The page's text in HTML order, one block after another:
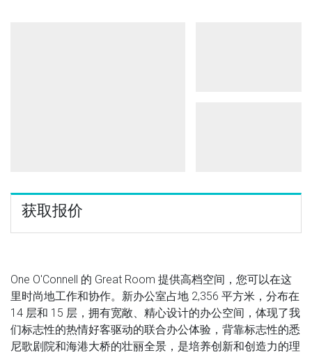
获取报价
One O'Connell 的 Great Room 提供高档空间，您可以在这
里时尚地工作和协作。新办公室占地 2,356 平方米，分布在
14 层和 15 层，拥有宽敞、精心设计的办公空间，体现了我
们标志性的热情好客驱动的联合办公体验，背靠标志性的悉
尼歌剧院和海港大桥的壮丽全景，是培养创新和创造力的理